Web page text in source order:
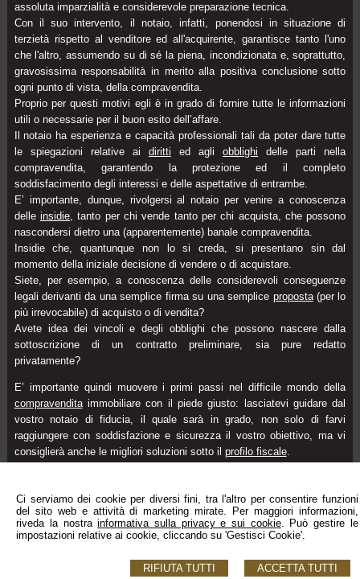
Ci serviamo dei cookie per diversi fini, tra l'altro per consentire funzioni
del sito web e attività di marketing mirate. Per maggiori informazioni,
riveda la nostrainformativa sulla privacy e sui cookie. Può gestire le
impostazioni relative ai cookie, cliccando su 'Gestisci Cookie'.
ACCETTA TUTTI
RIFIUTA TUTTI
assoluta imparzialità e considerevole preparazione tecnica.
Con il suo intervento, il notaio, infatti, ponendosi in situazione di
terzietà rispetto al venditore ed all'acquirente, garantisce tanto l'uno
che l'altro, assumendo su di sé la piena, incondizionata e, soprattutto,
gravosissima responsabilità in merito alla positiva conclusione sotto
ogni punto di vista, della compravendita.
Proprio per questi motivi egli è in grado di fornire tutte le informazioni
utili o necessarie per il buon esito dell’affare.
Il notaio ha esperienza e capacità professionali tali da poter dare tutte
le spiegazioni relative ai diritti ed agliobblighi delle parti nella
compravendita, garantendo la protezione ed il completo
soddisfacimento degli interessi e delle aspettative di entrambe.
E’ importante, dunque, rivolgersi al notaio per venire a conoscenza
delle insidie, tanto per chi vende tanto per chi acquista, che possono
nascondersi dietro una (apparentemente) banale compravendita.
Insidie che, quantunque non lo si creda, si presentano sin dal
momento della iniziale decisione di vendere o di acquistare.
Siete, per esempio, a conoscenza delle considerevoli conseguenze
legali derivanti da una semplice firma su una semplice proposta(per lo
più irrevocabile) di acquisto o di vendita?
Avete idea dei vincoli e degli obblighi che possono nascere dalla
sottoscrizione di un contratto preliminare, sia pure redatto
privatamente?
E’ importante quindi muovere i primi passi nel difficile mondo della
compravenditaimmobiliare con il piede giusto: lasciatevi guidare dal
vostro notaio di fiducia, il quale sarà in grado, non solo di farvi
raggiungere con soddisfazione e sicurezza il vostro obiettivo, ma vi
consiglierà anche le migliori soluzioni sotto il profilo fiscale.
Via Fabriano, 9 - Chiaravalle,AN 60033
Tel: 0717451008 - Fax:0717450965